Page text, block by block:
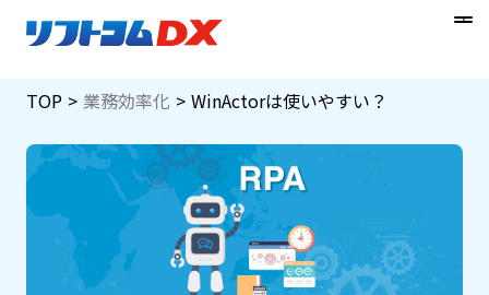
TOP 業務効率化 WinActorは使いやすい？